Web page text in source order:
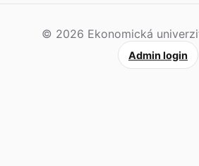
© 2026 Ekonomická
Admin login